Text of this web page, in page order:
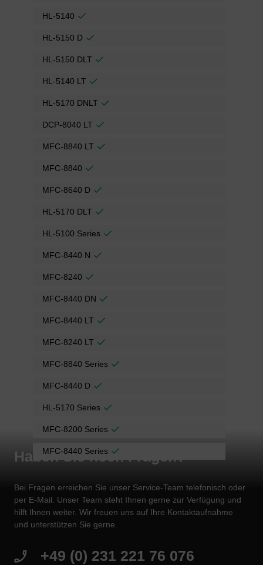
HL-5140
HL-5150 D
HL-5150 DLT
HL-5140 LT
HL-5170 DNLT
DCP-8040 LT
MFC-8840 LT
MFC-8840
MFC-8640 D
HL-5170 DLT
HL-5100 Series
MFC-8440 N
MFC-8240
MFC-8440 DN
MFC-8440 LT
MFC-8240 LT
MFC-8840 Series
MFC-8440 D
HL-5170 Series
MFC-8200 Series
MFC-8440 Series
Haben Sie noch Fragen?
Bei Fragen erreichen Sie unser Service-Team telefonisch oder
per E-Mail. Unser Team steht Ihnen gerne zur Verfügung und
hilft Ihnen weiter. Wir freuen uns auf Ihre Kontaktaufnahme
und unterstützen Sie gerne.
+49 (0) 231 221 76 076